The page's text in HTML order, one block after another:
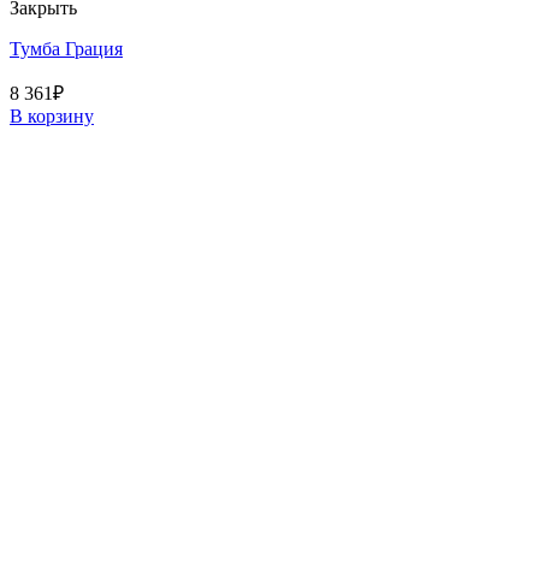
Закрыть
Тумба Грация
8 361₽
В корзину